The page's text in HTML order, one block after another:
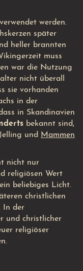
werden.
später
heller brannten
muss
war die Nutzung
nicht überall
sie vorhanden
in der
in Skandinavien
bekannt sind,
und
Mammen
nicht nur
religiösen Wert
beliebiges Licht.
christlichen
In der
und christlicher
religiöser